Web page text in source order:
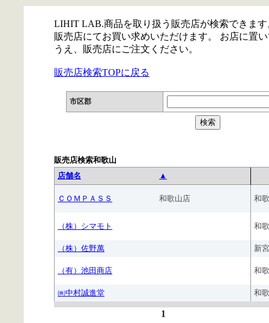
LIHIT LAB.商品を取り扱う販売店が検索できま
販売店にてお買い求めいただけます。 お店に置
うえ、販売店にご注文ください。
販売店検索TOPに戻る
市区郡
販売店検索和歌山
店舗名
▲
ＣＯＭＰＡＳＳ 和歌山店 和
（株）シマモト 和
（株）佐野萬 新
（有）池田商店 和
㈱中村誠進堂 和
1